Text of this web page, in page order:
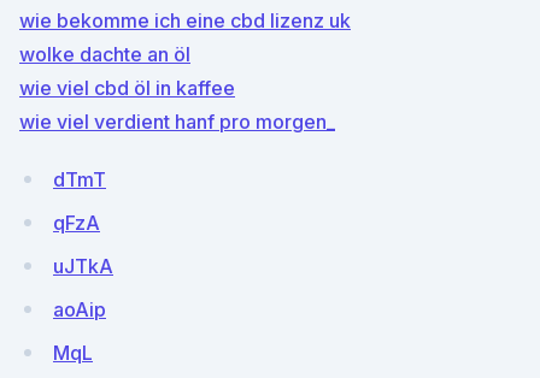
wie bekomme ich eine cbd lizenz uk
wolke dachte an öl
wie viel cbd öl in kaffee
wie viel verdient hanf pro morgen_
dTmT
qFzA
uJTkA
aoAip
MqL